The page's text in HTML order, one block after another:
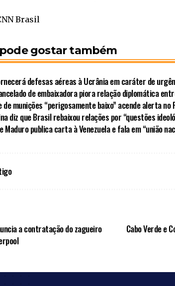
Brasil
gostar também
defesas aéreas à Ucrânia em caráter de
de embaixadora piora relação diplomática
de munições “perigosamente baixo” acende alerta no
diz que Brasil rebaixou relações por “questões
Maduro publica carta à Venezuela e fala em “união
a contratação do zagueiro
Cabo Verde e